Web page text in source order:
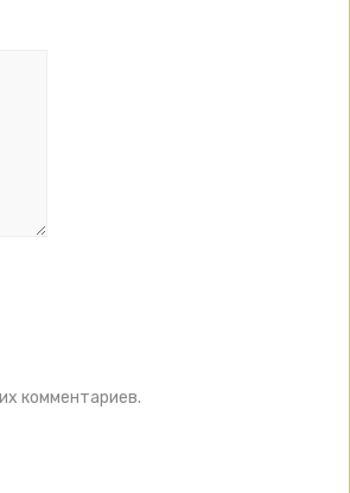
комментариев.